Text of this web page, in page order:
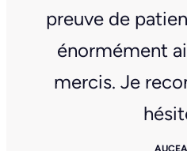
preuve de
énormément
mercis. Je